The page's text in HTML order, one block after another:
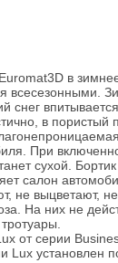
Euromat3D в
всесезонными.
снег
в
При
сухой.
салон
не выцветают,
На них не
от серии
Lux установлен